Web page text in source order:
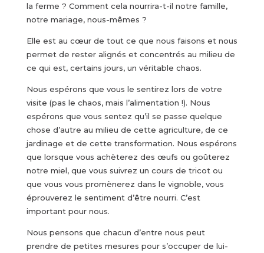
la ferme ? Comment cela nourrira-t-il notre famille,
notre mariage, nous-mêmes ?
Elle est au cœur de tout ce que nous faisons et nous
permet de rester alignés et concentrés au milieu de
ce qui est, certains jours, un véritable chaos.
Nous espérons que vous le sentirez lors de votre
visite (pas le chaos, mais l’alimentation !). Nous
espérons que vous sentez qu’il se passe quelque
chose d’autre au milieu de cette agriculture, de ce
jardinage et de cette transformation. Nous espérons
que lorsque vous achèterez des œufs ou goûterez
notre miel, que vous suivrez un cours de tricot ou
que vous vous promènerez dans le vignoble, vous
éprouverez le sentiment d’être nourri. C’est
important pour nous.
Nous pensons que chacun d’entre nous peut
prendre de petites mesures pour s’occuper de lui-